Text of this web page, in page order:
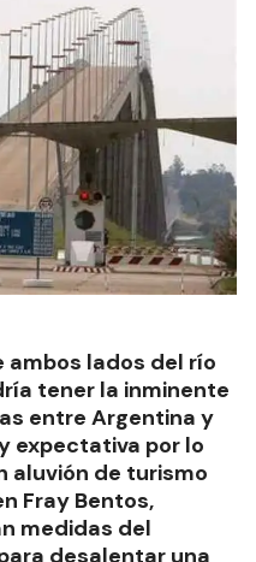
ambos lados del río
tener la inminente
entre Argentina y
expectativa por lo
aluvión de turismo
Fray Bentos,
medidas del
desalentar una